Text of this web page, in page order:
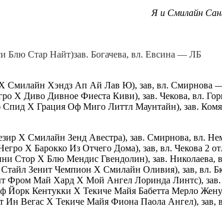
Я и Смилайн
Блю Стар Найт)зав. Богачева, вл. Евсина — ЛБ
Смилайн Хэндз Ап Ай Лав Ю), зав, вл.
Х Диво Дивное Фиеста Киви), зав. Чекова, вл.
Х Грация Оф Миго Литтл Маунтайн), зав.
Х Смилайн Зенд Авестра), зав. Смирнова, вл.
Х Барокко Из Отчего Дома), зав, вл. Чекова 2
Стор Х Блю Мендис Гвендолин), зав. Николаева,
Зенит Чемпион Х Смилайн Оливия), зав, вл.
Май Хард Х Мой Ангел Лоринда Линтс), зав.
Кентукки Х Текиче Майя Бабетта Мерло
Вегас Х Текиче Майя Фиона Паола Ангел), зав,